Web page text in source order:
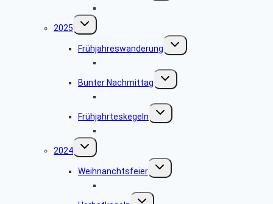
2025
Untermenü
umschalten
Frühjahreswanderung
Untermenü
umschalten
Bunter Nachmittag
Untermenü
umschalten
Frühjahrteskegeln
Untermenü
umschalten
2024
Untermenü
umschalten
Weihnanchtsfeier
Untermenü
umschalten
Untermenü